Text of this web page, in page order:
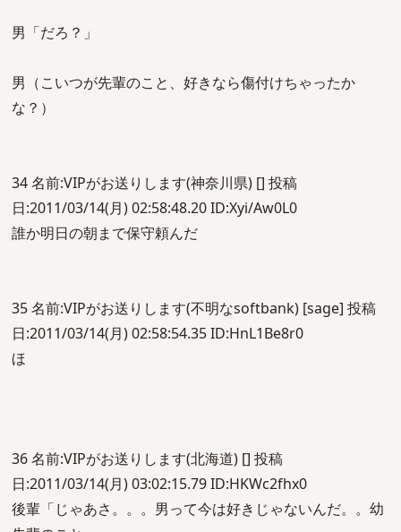
男「だろ？」
男（こいつが先輩のこと、好きなら傷付けちゃったか
な？）
34 名前:VIPがお送りします(神奈川県) [] 投稿
日:2011/03/14(月) 02:58:48.20 ID:Xyi/Aw0L0
誰か明日の朝まで保守頼んだ
35 名前:VIPがお送りします(不明なsoftbank) [sage] 投稿
日:2011/03/14(月) 02:58:54.35 ID:HnL1Be8r0
ほ
36 名前:VIPがお送りします(北海道) [] 投稿
日:2011/03/14(月) 03:02:15.79 ID:HKWc2fhx0
後輩「じゃあさ。。。男って今は好きじゃないんだ。。幼